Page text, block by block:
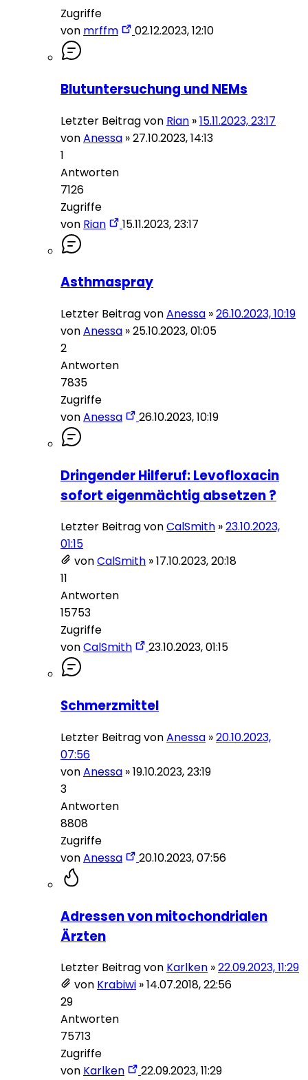
Zugriffe
von mrffm 02.12.2023, 12:10
Blutuntersuchung und NEMs
Letzter Beitrag von Rian »15.11.2023, 23:17
vonAnessa »27.10.2023, 14:13
1
Antworten
7126
Zugriffe
von Rian 15.11.2023, 23:17
Asthmaspray
Letzter Beitrag vonAnessa »26.10.2023, 10:19
vonAnessa »25.10.2023, 01:05
2
Antworten
7835
Zugriffe
vonAnessa 26.10.2023, 10:19
Dringender Hilferuf: Levofloxacin
sofort eigenmächtig absetzen ?
Letzter Beitrag vonCalSmith »23.10.2023,
01:15
vonCalSmith »17.10.2023, 20:18
11
Antworten
15753
Zugriffe
vonCalSmith 23.10.2023, 01:15
Schmerzmittel
Letzter Beitrag vonAnessa »20.10.2023,
07:56
vonAnessa »19.10.2023, 23:19
3
Antworten
8808
Zugriffe
vonAnessa 20.10.2023, 07:56
Adressen von mitochondrialen
Ärzten
Letzter Beitrag von Karlken »22.09.2023, 11:29
von Krabiwi »14.07.2018, 22:56
29
Antworten
75713
Zugriffe
von Karlken 22.09.2023, 11:29